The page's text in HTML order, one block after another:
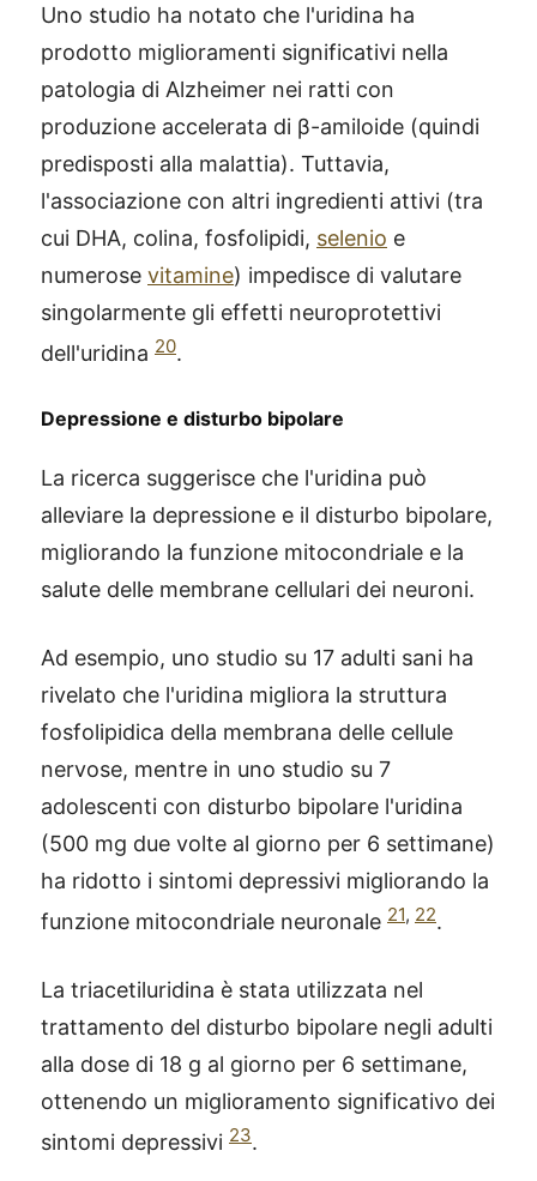
Uno studio ha notato che l'uridina ha
prodotto miglioramenti significativi nella
patologia di Alzheimer nei ratti con
produzione accelerata di β-amiloide (quindi
predisposti alla malattia). Tuttavia,
l'associazione con altri ingredienti attivi (tra
cui DHA, colina, fosfolipidi, selenio e
numerose vitamine) impedisce di valutare
singolarmente gli effetti neuroprotettivi
dell'uridina 20.
Depressione e disturbo bipolare
La ricerca suggerisce che l'uridina può
alleviare la depressione e il disturbo bipolare,
migliorando la funzione mitocondriale e la
salute delle membrane cellulari dei neuroni.
Ad esempio, uno studio su 17 adulti sani ha
rivelato che l'uridina migliora la struttura
fosfolipidica della membrana delle cellule
nervose, mentre in uno studio su 7
adolescenti con disturbo bipolare l'uridina
(500 mg due volte al giorno per 6 settimane)
ha ridotto i sintomi depressivi migliorando la
funzione mitocondriale neuronale 21, 22.
La triacetiluridina è stata utilizzata nel
trattamento del disturbo bipolare negli adulti
alla dose di 18 g al giorno per 6 settimane,
ottenendo un miglioramento significativo dei
sintomi depressivi 23.